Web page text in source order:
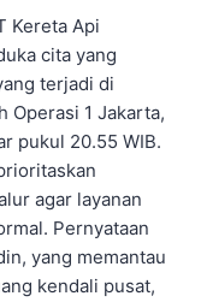
Kereta Api
cita yang
terjadi di
Operasi 1 Jakarta,
pukul 20.55 WIB.
agar layanan
Pernyataan
yang memantau
kendali pusat,